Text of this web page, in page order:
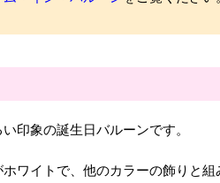
印象の誕生日バルーンです。
ワイトで、他のカラーの飾りと組